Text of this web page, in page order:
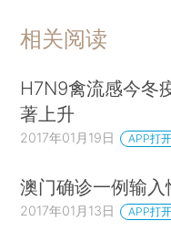
相关阅读
H7N9禽流感今冬
著上升
2017年01月19日 APP打开
澳门确诊一例输
2017年01月13日 APP打开